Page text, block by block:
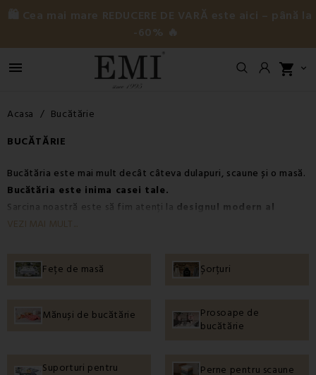
🛍️ Cea mai mare REDUCERE DE VARĂ este aici – până la
-60% 🔥
 shopping_cart 
Acasa
Bucătărie
BUCĂTĂRIE
Bucătăria este mai mult decât câteva dulapuri, scaune și o masă.
Bucătăria este inima casei tale.
Sarcina noastră este să fim atenți la designul modern al
bucătăriilorși să adaptăm produsele din această categorie
va găsi ceea ce îl caracterizează în această categorie.
VEZI MAI MULT...
Fețe de masă Șorțuri
Mănuși de bucătărie
Prosoape de
bucătărie
Suporturi pentru
Perne pentru scaune